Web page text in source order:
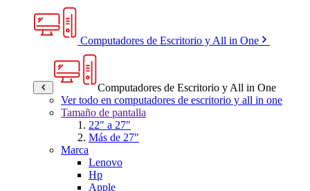
Computadores de Escritorio y All in One
Computadores de Escritorio y All in One
Ver todo en computadores de escritorio y all in one
Tamaño de pantalla
22" a 27"
Más de 27"
Marca
Lenovo
Hp
Apple